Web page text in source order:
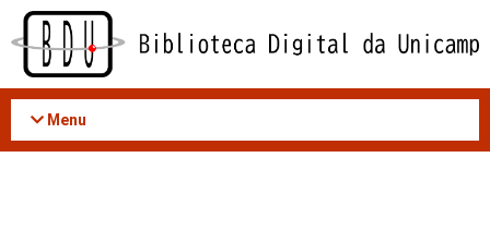
Acessar
conteúdo
Menu